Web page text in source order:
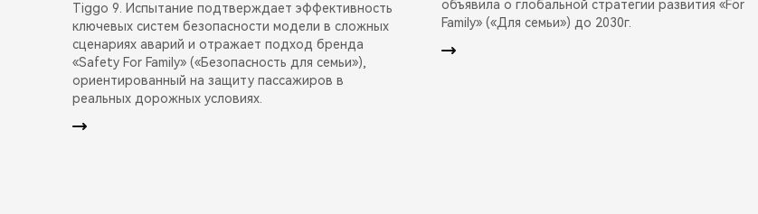
Tiggo 9. Испытание подтверждает эффективность
ключевых систем безопасности модели в сложных
сценариях аварий и отражает подход бренда
«Safety For Family» («Безопасность для семьи»),
ориентированный на защиту пассажиров в
реальных дорожных условиях.
объявила о глобальной стратегии развития «For
Family» («Для семьи») до 2030г.